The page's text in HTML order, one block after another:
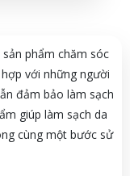
phẩm chăm sóc
với những người
đảm bảo làm sạch
giúp làm sạch da
cùng một bước sử